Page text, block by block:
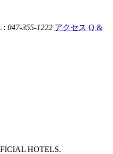
: 047-355-1222 アクセス Q &
HOTELS.